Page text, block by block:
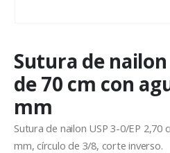
Sutura de nailon
de 70 cm con
mm
Sutura de nailon USP 3-0/EP 2,70
mm, círculo de 3/8, corte inverso.